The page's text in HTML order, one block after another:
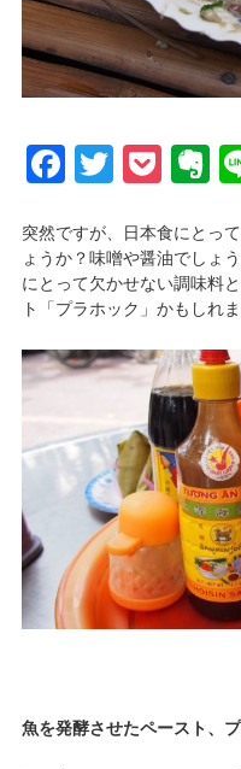
Facebook
Twitter
突然ですが、日本食にとっ
ょうか？味噌や醤油でしょ
にとって欠かせない調味料
ト「プラホック」かもしれま
魚を発酵させたペースト、